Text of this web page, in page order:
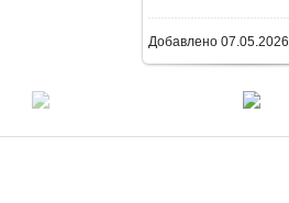
Добавлено07.05.2026